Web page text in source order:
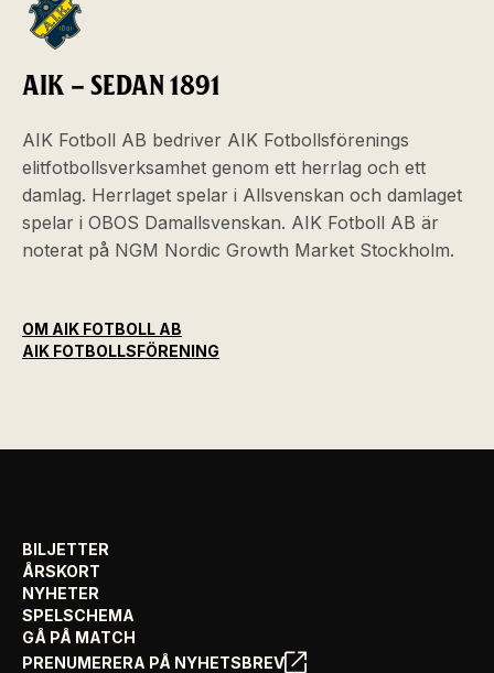
AIK – SEDAN 1891
AIK Fotboll AB bedriver AIK Fotbollsförenings
elitfotbollsverksamhet genom ett herrlag och ett
damlag. Herrlaget spelar i Allsvenskan och damlaget
spelar i OBOS Damallsvenskan. AIK Fotboll AB är
noterat på NGM Nordic Growth Market Stockholm.
OM AIK FOTBOLL AB
AIK FOTBOLLSFÖRENING
BILJETTER
ÅRSKORT
NYHETER
SPELSCHEMA
GÅ PÅ MATCH
PRENUMERERA PÅ NYHETSBREV